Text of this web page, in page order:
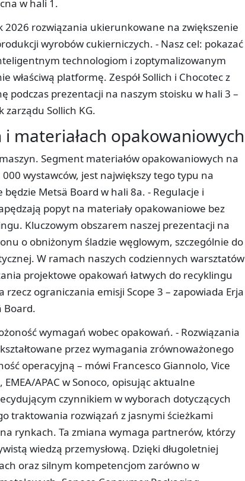
w hali 1.
rozwiązania ukierunkowane na zwiększenie
wyrobów cukierniczych. - Nasz cel: pokazać
technologiom i zoptymalizowanym
platformę. Zespół Sollich i Chocotec z
podczas prezentacji na naszym stoisku w hali 3 –
zarządu Sollich KG.
materiałach opakowaniowych
Segment materiałów opakowaniowych na
wystawców, jest największy tego typu na
Metsä Board w hali 8a. - Regulacje i
popyt na materiały opakowaniowe bez
Kluczowym obszarem naszej prezentacji na
o obniżonym śladzie węglowym, szczególnie do
W ramach naszych codziennych warsztatów
projektowe opakowań łatwych do recyklingu
rzecz ograniczania emisji Scope 3 – zapowiada Erja
Board.
wymagań wobec opakowań. - Rozwiązania
przez wymagania zrównoważonego
operacyjną – mówi Francesco Giannolo, Vice
APAC w Sonoco, opisując aktualne
czynnikiem w wyborach dotyczących
traktowania rozwiązań z jasnymi ścieżkami
rynkach. Ta zmiana wymaga partnerów, którzy
wiedzą przemysłową. Dzięki długoletniej
oraz silnym kompetencjom zarówno w